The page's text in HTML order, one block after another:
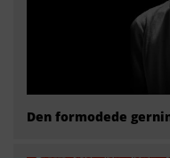
Den formodede